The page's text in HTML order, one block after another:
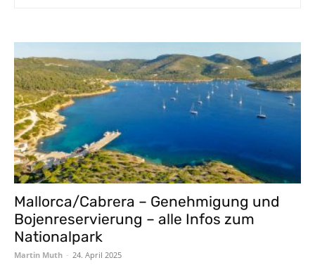
Mallorca/Cabrera – Genehmigung und
Bojenreservierung – alle Infos zum
Nationalpark
Martin Muth - 24. April 2025